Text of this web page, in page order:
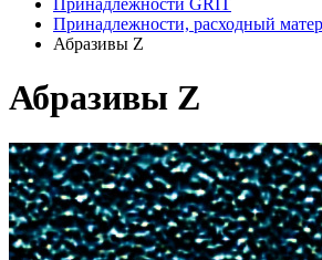
Принадлежности GRIT
Принадлежности, расходный
Абразивы Z
Абразивы Z